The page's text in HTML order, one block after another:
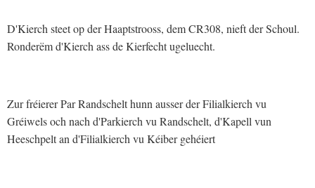
D'Kierch steet op der Haaptstrooss, dem CR308, nieft der Schoul.
Ronderëm d'Kierch ass de Kierfecht ugeluecht.
Zur fréierer Par Randschelt hunn ausser der Filialkierch vu
Gréiwels och nach d'Parkierch vu Randschelt, d'Kapell vun
Heeschpelt an d'Filialkierch vu Kéiber gehéiert